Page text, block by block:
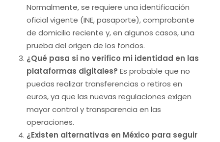
Normalmente, se requiere una identificación
oficial vigente (INE, pasaporte), comprobante
de domicilio reciente y, en algunos casos, una
prueba del origen de los fondos.
¿Qué pasa si no verifico mi identidad en las
plataformas digitales? Es probable que no
puedas realizar transferencias o retiros en
euros, ya que las nuevas regulaciones exigen
mayor control y transparencia en las
operaciones.
¿Existen alternativas en México para seguir